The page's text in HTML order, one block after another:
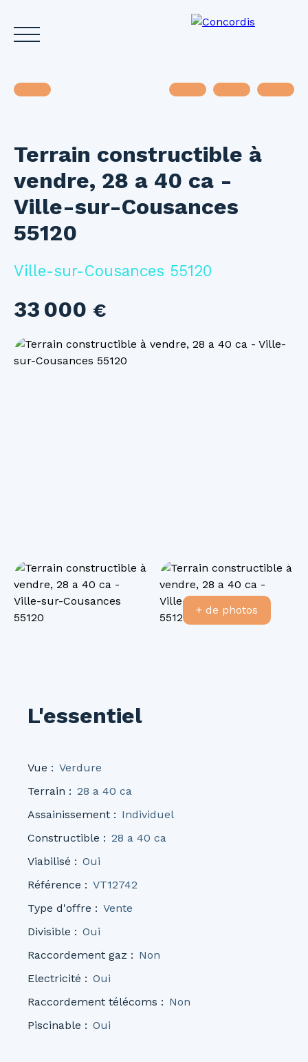
Accueil Acheter Louer Vendre Investir
Estimez votre bien
Terrain constructible à
vendre, 28 a 40 ca -
Ville-sur-Cousances
55120
Ville-sur-Cousances 55120
33 000 €
+ de photos
L'essentiel
Vue : Verdure
Terrain : 28 a 40 ca
Assainissement : Individuel
Constructible : 28 a 40 ca
Viabilisé : Oui
Référence : VT12742
Type d'offre : Vente
Divisible : Oui
Raccordement gaz : Non
Electricité : Oui
Raccordement télécoms : Non
Piscinable : Oui